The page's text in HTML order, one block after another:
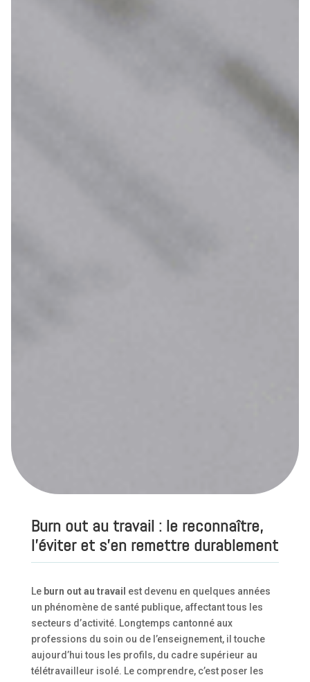
Burn out au travail : le reconnaître,
l’éviter et s’en remettre durablement
Le burn out au travail est devenu en quelques années
un phénomène de santé publique, affectant tous les
secteurs d’activité. Longtemps cantonné aux
professions du soin ou de l’enseignement, il touche
aujourd’hui tous les profils, du cadre supérieur au
télétravailleur isolé. Le comprendre, c’est poser les